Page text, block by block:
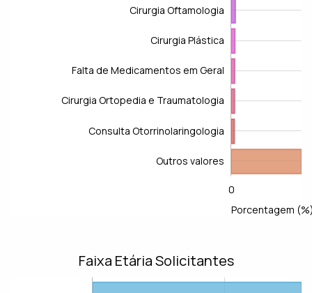
Conduta de Servidor - Prestador de Serviços
Cirurgia Oftamologia
Cirurgia Plástica
Falta de Medicamentos em Geral
Cirurgia Ortopedia e Traumatologia
Consulta Otorrinolaringologia
Outros valores
-40
-20
0
100
200
60
80
Porcentagem
Faixa Etária Solicitantes